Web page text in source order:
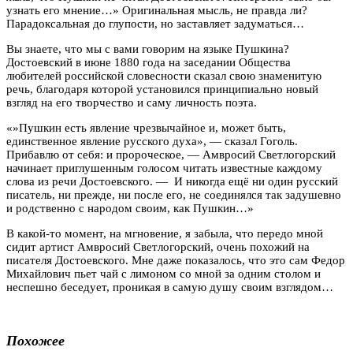
узнать его мнение…» Оригинальная мысль, не правда ли?
Парадоксальная до глупости, но заставляет задуматься…
Вы знаете, что мы с вами говорим на языке Пушкина?
Достоевский в июне 1880 года на заседании Общества
любителей российской словесности сказал свою знаменитую
речь, благодаря которой установился принципиально новый
взгляд на его творчество и саму личность поэта.
«»Пушкин есть явление чрезвычайное и, может быть,
единственное явление русского духа», — сказал Гоголь.
Прибавлю от себя: и пророческое, — Амвросий Светлогорский
начинает приглушенным голосом читать известные каждому
слова из речи Достоевского. — И никогда ещё ни один русский
писатель, ни прежде, ни после его, не соединялся так задушевно
и родственно с народом своим, как Пушкин…»
В какой-то момент, на мгновение, я забыла, что передо мной
сидит артист Амвросий Светлогорский, очень похожий на
писателя Достоевского. Мне даже показалось, что это сам Федор
Михайлович пьет чай с лимоном со мной за одним столом и
неспешно беседует, проникая в самую душу своим взглядом…
Похожее